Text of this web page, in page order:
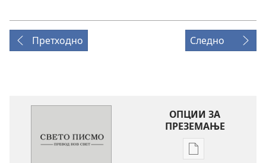
Претходно Следно
ОПЦИИ ЗА
ПРЕЗЕМАЊЕ
Опции